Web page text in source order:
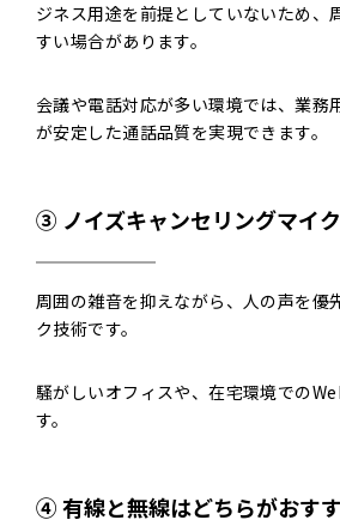
ジネス用途を前提としていないため、
すい場合があります。
会議や電話対応が多い環境では、業務
が安定した通話品質を実現できます。
③ ノイズキャンセリングマイ
周囲の雑音を抑えながら、人の声を優
ク技術です。
騒がしいオフィスや、在宅環境での
す。
④ 有線と無線はどちらがおす